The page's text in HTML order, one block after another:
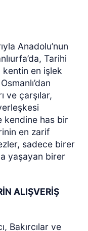
Anadolu’nun
Tarihi
kentin en işlek
ve çarşılar,
kendine has bir
en zarif
sadece birer
yaşayan birer
ALIŞVERİŞ
Bakırcılar ve